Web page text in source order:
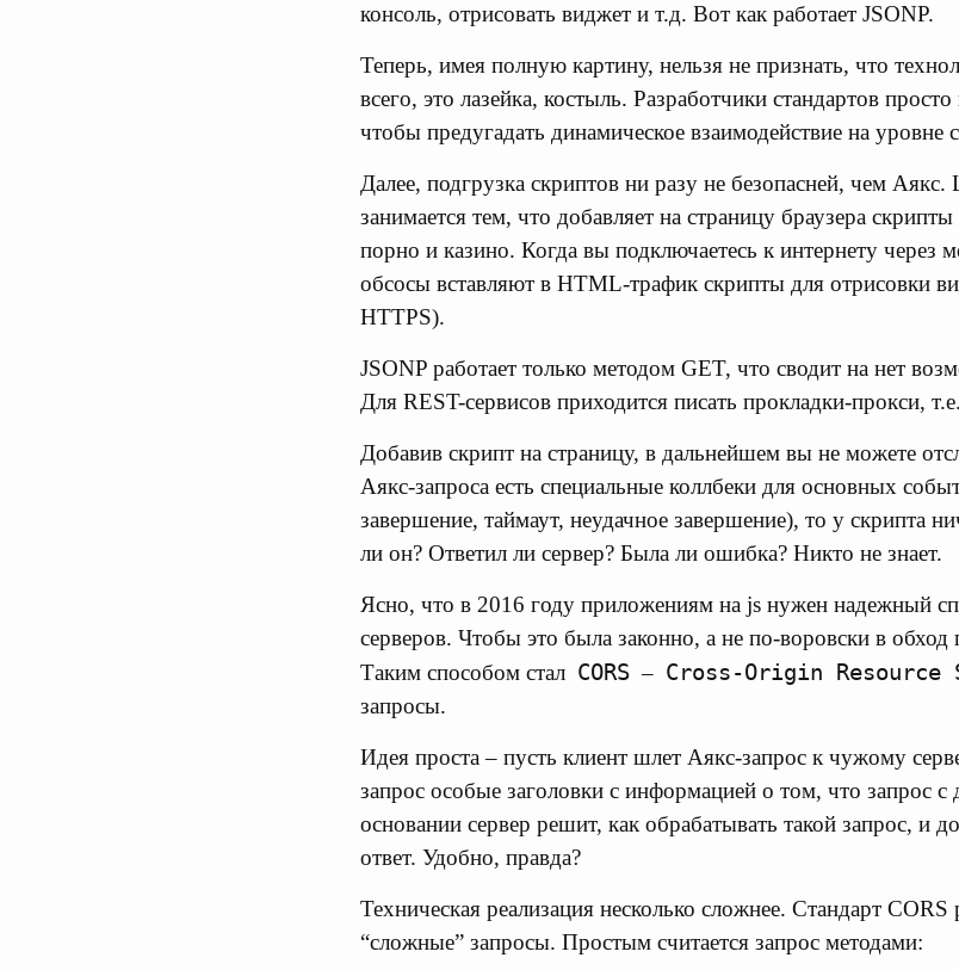
консоль, отрисовать виджет и т.д. Вот как работает JSONP.
Теперь, имея полную картину, нельзя не признать, что
всего, это лазейка, костыль. Разработчики стандартов
чтобы предугадать динамическое взаимодействие на уровне
Далее, подгрузка скриптов ни разу не безопасней, чем Аякс.
занимается тем, что добавляет на страницу браузера
порно и казино. Когда вы подключаетесь к интернету через
обсосы вставляют в HTML-трафик скрипты для отрисовки
HTTPS).
JSONP работает только методом GET, что сводит на нет
Для REST-сервисов приходится писать прокладки-прокси,
Добавив скрипт на страницу, в дальнейшем вы не можете
Аякс-запроса есть специальные коллбеки для основных
завершение, таймаут, неудачное завершение), то у скрипта
ли он? Ответил ли сервер? Была ли ошибка? Никто не знает.
Ясно, что в 2016 году приложениям на js нужен надежный
серверов. Чтобы это была законно, а не по-воровски в обход
Таким способом стал CORS – Cross-Origin Resource
запросы.
Идея проста – пусть клиент шлет Аякс-запрос к чужому
запрос особые заголовки с информацией о том, что запрос
основании сервер решит, как обрабатывать такой запрос, и
ответ. Удобно, правда?
Техническая реализация несколько сложнее. Стандарт CORS
“сложные” запросы. Простым считается запрос методами: